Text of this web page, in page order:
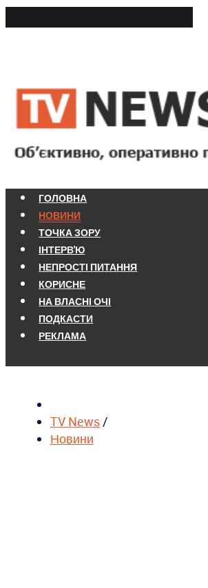
ГОЛОВНА
НОВИНИ
ТОЧКА ЗОРУ
ІНТЕРВ'Ю
НЕПРОСТІ ПИТАННЯ
КОРИСНЕ
НА ВЛАСНІ ОЧІ
ПОДКАСТИ
РЕКЛАМА
TV News/
Новини